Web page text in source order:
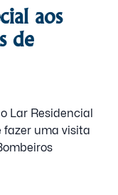
aos
de
Lar Residencial
fazer uma visita